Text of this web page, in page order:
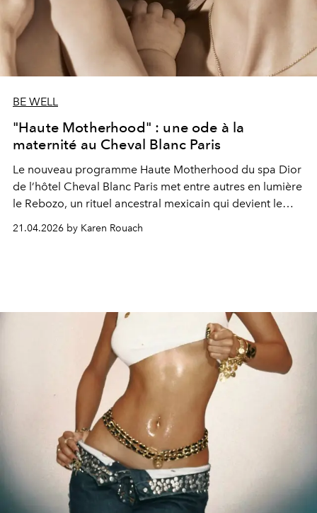
BE WELL
"Haute Motherhood" : une ode à la
maternité au Cheval Blanc Paris
Le nouveau programme Haute Motherhood du spa Dior
de l’hôtel Cheval Blanc Paris met entre autres en lumière
le Rebozo, un rituel ancestral mexicain qui devient le
meilleur cadeau de naissance que l’on puisse recevoir.
21.04.2026 by Karen Rouach